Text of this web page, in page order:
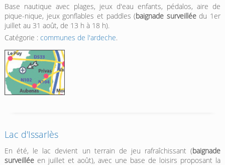
Base nautique avec plages, jeux d'eau enfants, pédalos, aire de
pique-nique, jeux gonflables et paddles (baignade surveilléedu 1er
juillet au 31 août, de 13 h à 18 h).
Catégorie : communes de l'ardeche.
Lac d'Issarlès
En été, le lac devient un terrain de jeu rafraîchissant (baignade
surveilléeen juillet et août), avec une base de loisirs proposant la